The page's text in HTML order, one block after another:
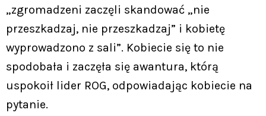
„zgromadzeni zaczęli skandować „nie
przeszkadzaj, nie przeszkadzaj” i kobietę
wyprowadzono z sali”. Kobiecie się to nie
spodobała i zaczęła się awantura, którą
uspokoił lider ROG, odpowiadając kobiecie na
pytanie.